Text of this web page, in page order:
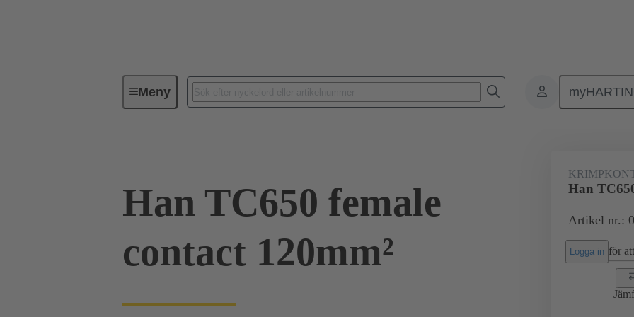
MenyIndustriella kontaktdon / Han® Kontakter Elektrisk
Han TC650 female
contact 120mm²
Han
Artikel nr.:
Logga in för